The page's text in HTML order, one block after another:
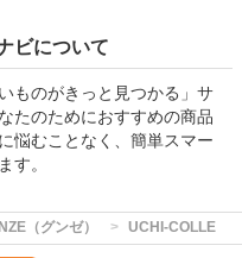
ビについて
ものがきっと見つかる」サ
たのためにおすすめの商品
悩むことなく、簡単スマー
す。
（グンゼ） UCHI-COLLE（